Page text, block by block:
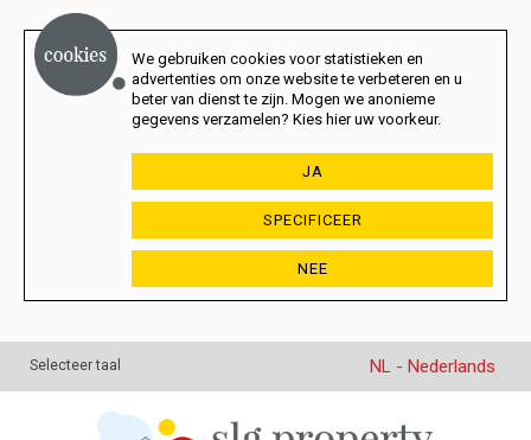
We gebruiken cookies voor statistieken en
advertenties om onze website te verbeteren en u
beter van dienst te zijn. Mogen we anonieme
gegevens verzamelen? Kies hier uw voorkeur.
JA
SPECIFICEER
NEE
Selecteer taal NL - Nederlands